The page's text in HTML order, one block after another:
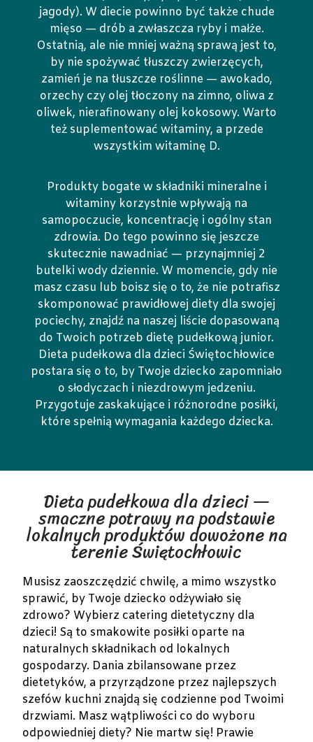
jagody). W diecie powinno być także chude
mięso — drób a zwłaszcza ryby i małże.
Ostatnią, ale nie mniej ważną sprawą jest to,
by nie spożywać tłuszczy zwierzęcych,
zamień je na tłuszcze roślinne — awokado,
orzechy czy olej tłoczony na zimno, oliwa z
oliwek, nierafinowany olej kokosowy. Warto
też suplementować witaminy, a przede
wszystkim witaminę D.
Produkty bogate w składniki mineralne i
witaminy korzystnie wpływają na
samopoczucie, koncentrację i ogólny stan
zdrowia. Do tego powinno się jeszcze
skutecznie nawadniać — przynajmniej 2
butelki wody dziennie. W momencie, gdy nie
masz czasu lub boisz się o to, że nie potrafisz
skomponować prawidłowej diety dla swojej
pociechy, znajdź na naszej liście dopasowaną
do Twoich potrzeb dietę pudełkową junior.
Dieta pudełkowa dla dzieci Świętochłowice
postara się o to, by Twoje dziecko zapomniało
o słodyczach i niezdrowym jedzeniu.
Przygotuje zaskakujące i różnorodne posiłki,
które spełnią wymagania każdego dziecka.
Dieta pudełkowa dla dzieci —
smaczne potrawy na podstawie
lokalnych produktów dowożone na
terenie Świętochłowic
Musisz zaoszczędzić chwilę, a mimo wszystko
sprawić, by Twoje dziecko odżywiało się
zdrowo? Wybierz catering dietetyczny dla
dzieci! Są to smakowite posiłki oparte na
naturalnych składnikach od lokalnych
gospodarzy. Dania zbilansowane przez
dietetyków, a przyrządzone przez najlepszych
szefów kuchni znajdą się codzienne pod Twoimi
drzwiami. Masz wątpliwości co do wyboru
odpowiedniej diety? Nie martw się! Prawie